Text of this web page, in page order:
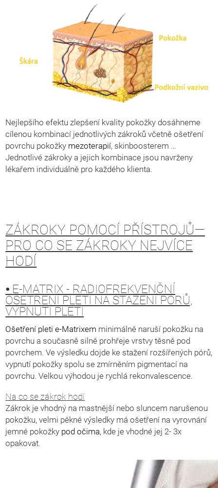
Nejlepšího efektu zlepšení kvality pokožky dosáhneme
cílenou kombinací jednotlivých zákroků včetně ošetření
povrchu pokožky mezoterapií, skinboosterem …
Jednotlivé zákroky a jejich kombinace jsou navrženy
lékařem individuálně pro každého klienta.
ZÁKROKY POMOCÍ PŘÍSTROJŮ—
PRO CO SE ZÁKROKY NEJVÍCE
HODÍ
⦁ E-MATRIX - RADIOFREKVENČNÍ
OŠETŘENÍ PLETI NA STAŽENÍ PÓRŮ,
VYPNUTÍ PLETI
Ošetření pleti e-Matrixem minimálně naruší pokožku na
povrchu a současně silně prohřeje vrstvy těsně pod
povrchem. Ve výsledku dojde ke stažení rozšířených pórů,
vypnutí pokožky spolu se zmírněním pigmentací na
povrchu. Velkou výhodou je rychlá rekonvalescence.
Na co se zákrok hodí
Zákrok je vhodný na mastnější nebo sluncem narušenou
pokožku, velmi pěkné výsledky má ošetření na vyrovnání
jemné pokožky pod očima, kde je vhodné jej 2- 3x
opakovat.